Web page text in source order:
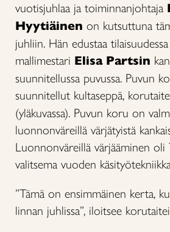
vuotisjuhlaa ja toiminnanjohtaja
Hyytiäinen on kutsuttuna
juhliin. Hän edustaa
mallimestari Elisa Partsin
suunnitellussa puvussa. Puvun
suunnitellut kultaseppä,
(yläkuvassa). Puvun koru on
luonnonväreillä värjätyistä
Luonnonväreillä värjääminen
valitsema vuoden
”Tämä on ensimmäinen kerta,
linnan juhlissa”, iloitsee